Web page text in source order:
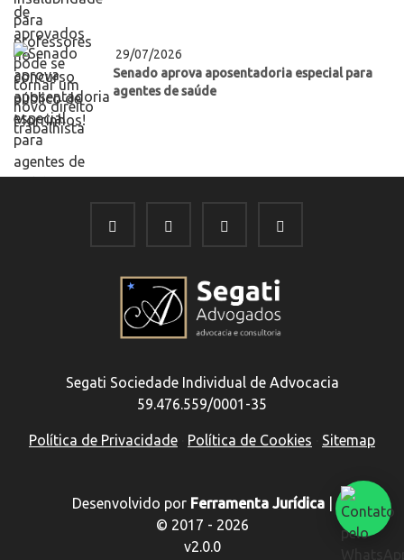
29/07/2026
Senado aprova aposentadoria especial para
agentes de saúde
Segati Sociedade Individual de Advocacia
59.476.559/0001-35
Política de Privacidade Política de Cookies Sitemap
Desenvolvido por Ferramenta Jurídica|
© 2017 - 2026
v2.0.0